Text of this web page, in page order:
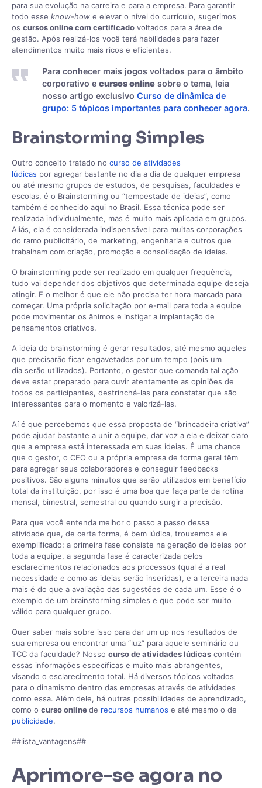
para sua evolução na carreira e para a empresa. Para garantir
todo esse know-how e elevar o nível do currículo, sugerimos
os cursos online com certificado voltados para a área de
gestão. Após realizá-los você terá habilidades para fazer
atendimentos muito mais ricos e eficientes.
Para conhecer mais jogos voltados para o âmbito
corporativo e cursos online sobre o tema, leia
nosso artigo exclusivo Curso de dinâmica de
grupo: 5 tópicos importantes para conhecer agora‍.
Brainstorming Simples
Outro conceito tratado no curso de atividades
lúdicas por agregar bastante no dia a dia de qualquer empresa
ou até mesmo grupos de estudos, de pesquisas, faculdades e
escolas, é o Brainstorming ou “tempestade de ideias”, como
também é conhecido aqui no Brasil. Essa técnica pode ser
realizada individualmente, mas é muito mais aplicada em grupos.
Aliás, ela é considerada indispensável para muitas corporações
do ramo publicitário, de marketing, engenharia e outros que
trabalham com criação, promoção e consolidação de ideias.
O brainstorming pode ser realizado em qualquer frequência,
tudo vai depender dos objetivos que determinada equipe deseja
atingir. E o melhor é que ele não precisa ter hora marcada para
começar. Uma própria solicitação por e-mail para toda a equipe
pode movimentar os ânimos e instigar a implantação de
pensamentos criativos.
A ideia do brainstorming é gerar resultados, até mesmo aqueles
que precisarão ficar engavetados por um tempo (pois um
dia serão utilizados). Portanto, o gestor que comanda tal ação
deve estar preparado para ouvir atentamente as opiniões de
todos os participantes, destrinchá-las para constatar que são
interessantes para o momento e valorizá-las.
Aí é que percebemos que essa proposta de “brincadeira criativa”
pode ajudar bastante a unir a equipe, dar voz a ela e deixar claro
que a empresa está interessada em suas ideias. É uma chance
que o gestor, o CEO ou a própria empresa de forma geral têm
para agregar seus colaboradores e conseguir feedbacks
positivos. São alguns minutos que serão utilizados em benefício
total da instituição, por isso é uma boa que faça parte da rotina
mensal, bimestral, semestral ou quando surgir a precisão.
Para que você entenda melhor o passo a passo dessa
atividade que, de certa forma, é bem lúdica, trouxemos ele
exemplificado: a primeira fase consiste na geração de ideias por
toda a equipe, a segunda fase é caracterizada pelos
esclarecimentos relacionados aos processos (qual é a real
necessidade e como as ideias serão inseridas), e a terceira nada
mais é do que a avaliação das sugestões de cada um. Esse é o
exemplo de um brainstorming simples e que pode ser muito
válido para qualquer grupo.
Quer saber mais sobre isso para dar um up nos resultados de
sua empresa ou encontrar uma “luz” para aquele seminário ou
TCC da faculdade? Nosso curso de atividades lúdicas contém
essas informações específicas e muito mais abrangentes,
visando o esclarecimento total. Há diversos tópicos voltados
para o dinamismo dentro das empresas através de atividades
como essa. Além dele, há outras possibilidades de aprendizado,
como o curso onlinede recursos humanos e até mesmo o de
publicidade.
##lista_vantagens##
Aprimore-se agora no